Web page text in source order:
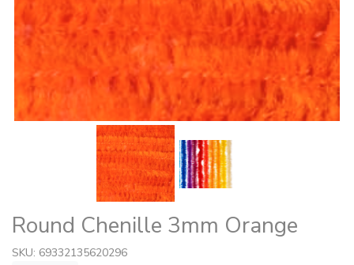
Round Chenille 3mm Orange
SKU: 69332135620296